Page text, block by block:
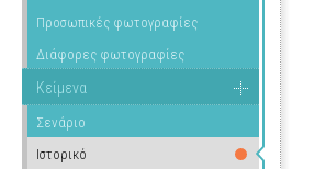
Προσωπικές φωτογραφίες
Διάφορες φωτογραφίες
Κείμενα
Σενάριο
Ιστορικό